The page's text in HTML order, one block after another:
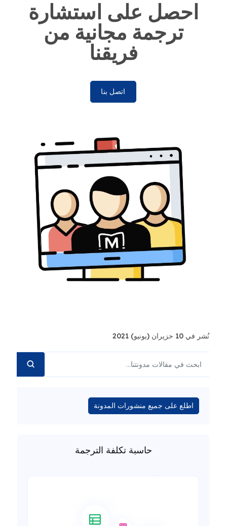
احصل على استشارة
ترجمة مجانية من
فريقنا
اتصل بنا
نُشر في 10 حزيران (يونيو) 2021
اطلع على جميع منشورات المدونة
حاسبة تكلفة الترجمة